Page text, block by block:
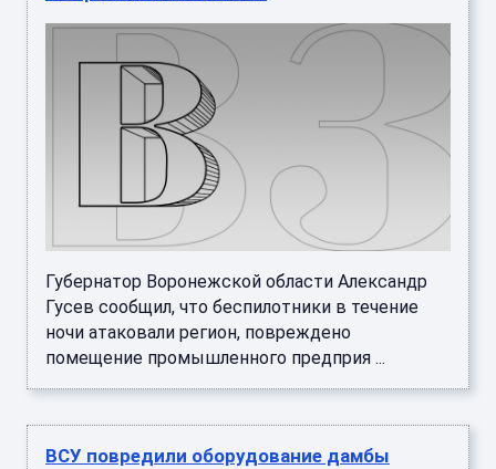
Губернатор Воронежской области Александр
Гусев сообщил, что беспилотники в течение
ночи атаковали регион, повреждено
помещение промышленного предприя ...
ВСУ повредили оборудование дамбы